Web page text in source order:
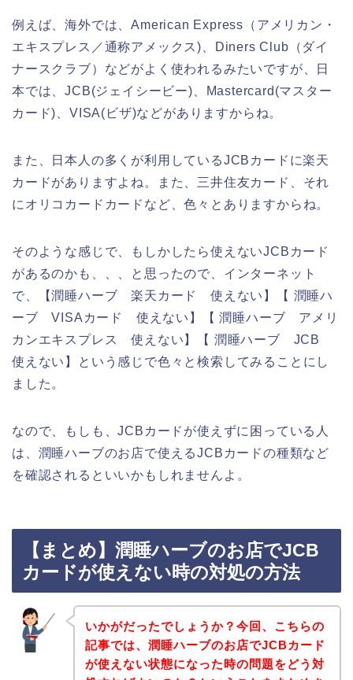
例えば、海外では、American Express（アメリカン・
エキスプレス／通称アメックス)、Diners Club（ダイ
ナースクラブ）などがよく使われるみたいですが、日
本では、JCB(ジェイシービー)、Mastercard(マスター
カード)、VISA(ビザ)などがありますからね。
また、日本人の多くが利用しているJCBカードに楽天
カードがありますよね。また、三井住友カード、それ
にオリコカードカードなど、色々とありますからね。
そのような感じで、もしかしたら使えないJCBカード
があるのかも、、、と思ったので、インターネット
で、【潤睡ハーブ 楽天カード 使えない】【 潤睡ハ
ーブ VISAカード 使えない】【 潤睡ハーブ アメリ
カンエキスプレス 使えない】【 潤睡ハーブ JCB
使えない】という感じで色々と検索してみることにし
ました。
なので、もしも、JCBカードが使えずに困っている人
は、潤睡ハーブのお店で使えるJCBカードの種類など
を確認されるといいかもしれませんよ。
【まとめ】潤睡ハーブのお店でJCB
カードが使えない時の対処の方法
いかがだったでしょうか？今回、こちらの
記事では、潤睡ハーブのお店でJCBカード
が使えない状態になった時の問題をどう対